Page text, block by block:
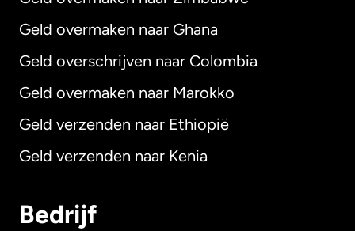
Geld overmaken naar Ghana
Geld overschrijven naar Colombia
Geld overmaken naar Marokko
Geld verzenden naar Ethiopië
Geld verzenden naar Kenia
Bedrijf